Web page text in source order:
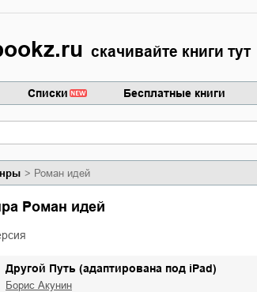
скачивайте книги тут
Списки Бесплатные книги
Роман идей
Роман идей
Другой Путь (адаптирована под iPad)
Борис Акунин